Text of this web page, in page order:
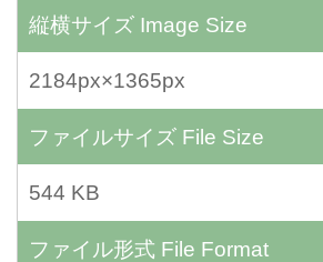
縦横サイズ Image Size
2184px×1365px
ファイルサイズ File Size
544 KB
ファイル形式 File Format